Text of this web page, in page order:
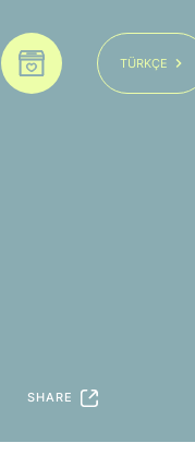
TÜRKÇE
SHARE